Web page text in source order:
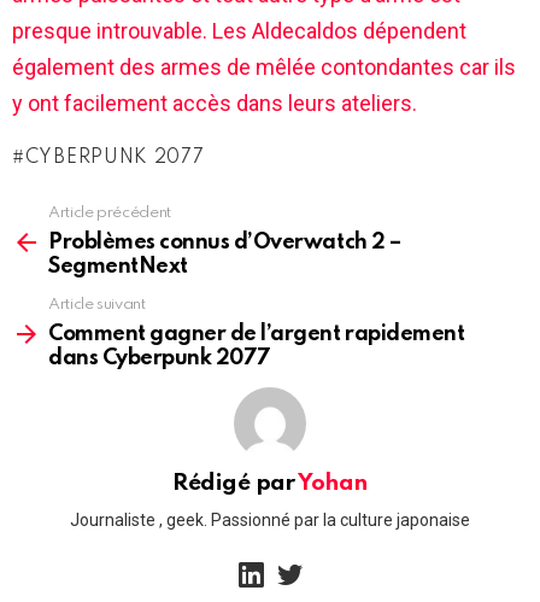
presque introuvable. Les Aldecaldos dépendent
également des armes de mêlée contondantes car ils
y ont facilement accès dans leurs ateliers.
CYBERPUNK 2077
more
Article précédent
Problèmes connus d’Overwatch 2 –
SegmentNext
Article suivant
Comment gagner de l’argent rapidement
dans Cyberpunk 2077
Rédigé parYohan
Journaliste , geek. Passionné par la culture japonaise
linkedin